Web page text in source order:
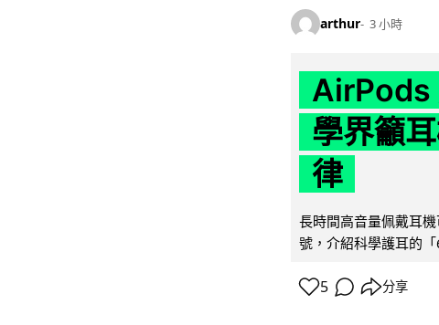
arthur 3 小時
AirPods
學界籲
律
長時間高音量佩戴耳
號，介紹科學護耳的
5 分享